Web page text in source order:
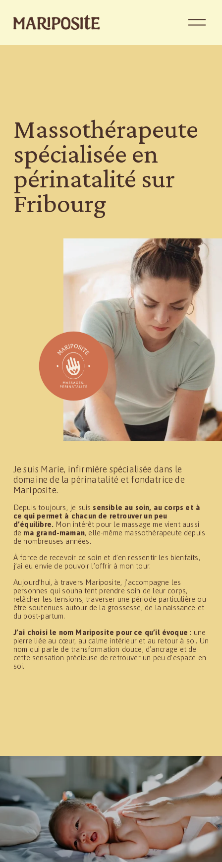
O
u
Massothérapeute
spécialisée en
périnatalité sur
Fribourg
Je suis Marie, infirmière spécialisée dans le
domaine de la périnatalité et fondatrice de
Mariposite.
Depuis toujours, je suis sensible au soin, au corps et à
ce qui permet à chacun de retrouver un peu
d’équilibre. Mon intérêt pour le massage me vient aussi
de ma grand-maman, elle-même massothérapeute depuis
de nombreuses années.
À force de recevoir ce soin et d’en ressentir les bienfaits,
j’ai eu envie de pouvoir l’offrir à mon tour.
Aujourd’hui, à travers Mariposite, j’accompagne les
personnes qui souhaitent prendre soin de leur corps,
relâcher les tensions, traverser une période particulière ou
être soutenues autour de la grossesse, de la naissance et
du post-partum.
J’ai choisi le nom Mariposite pour ce qu’il évoque : une
pierre liée au cœur, au calme intérieur et au retour à soi. Un
nom qui parle de transformation douce, d’ancrage et de
cette sensation précieuse de retrouver un peu d’espace en
soi.